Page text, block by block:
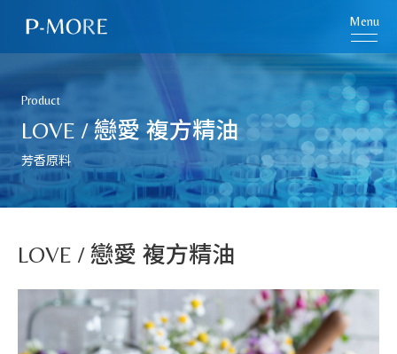
Menu
Product
LOVE / 戀愛 複方精油
芳香原料
LOVE / 戀愛 複方精油